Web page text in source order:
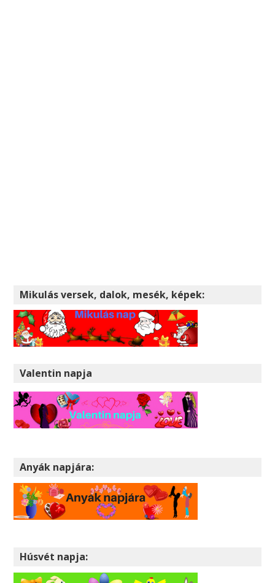
Mikulás versek, dalok, mesék, képek:
Valentin napja
Anyák napjára:
Húsvét napja: